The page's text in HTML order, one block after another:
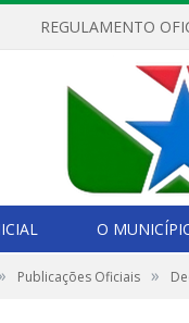
O
Publicações Oficiais »